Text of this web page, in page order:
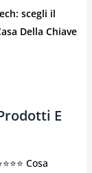
scegli il
Della Chiave
E
Cosa